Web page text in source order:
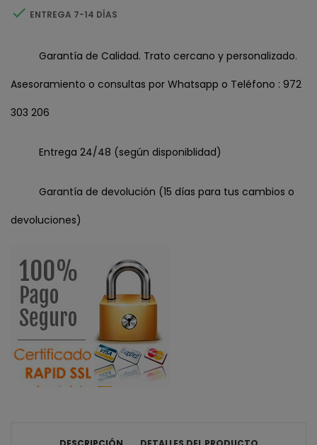
 ENTREGA 7-14 DÍAS
Garantía de Calidad. Trato cercano y personalizado.
Asesoramiento o consultas por Whatsapp o Teléfono : 972
303 206
Entrega 24/48 (según disponiblidad)
Garantía de devolución (15 días para tus cambios o
devoluciones)